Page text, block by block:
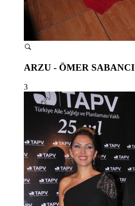
ARZU - ÖMER SABANCI
3